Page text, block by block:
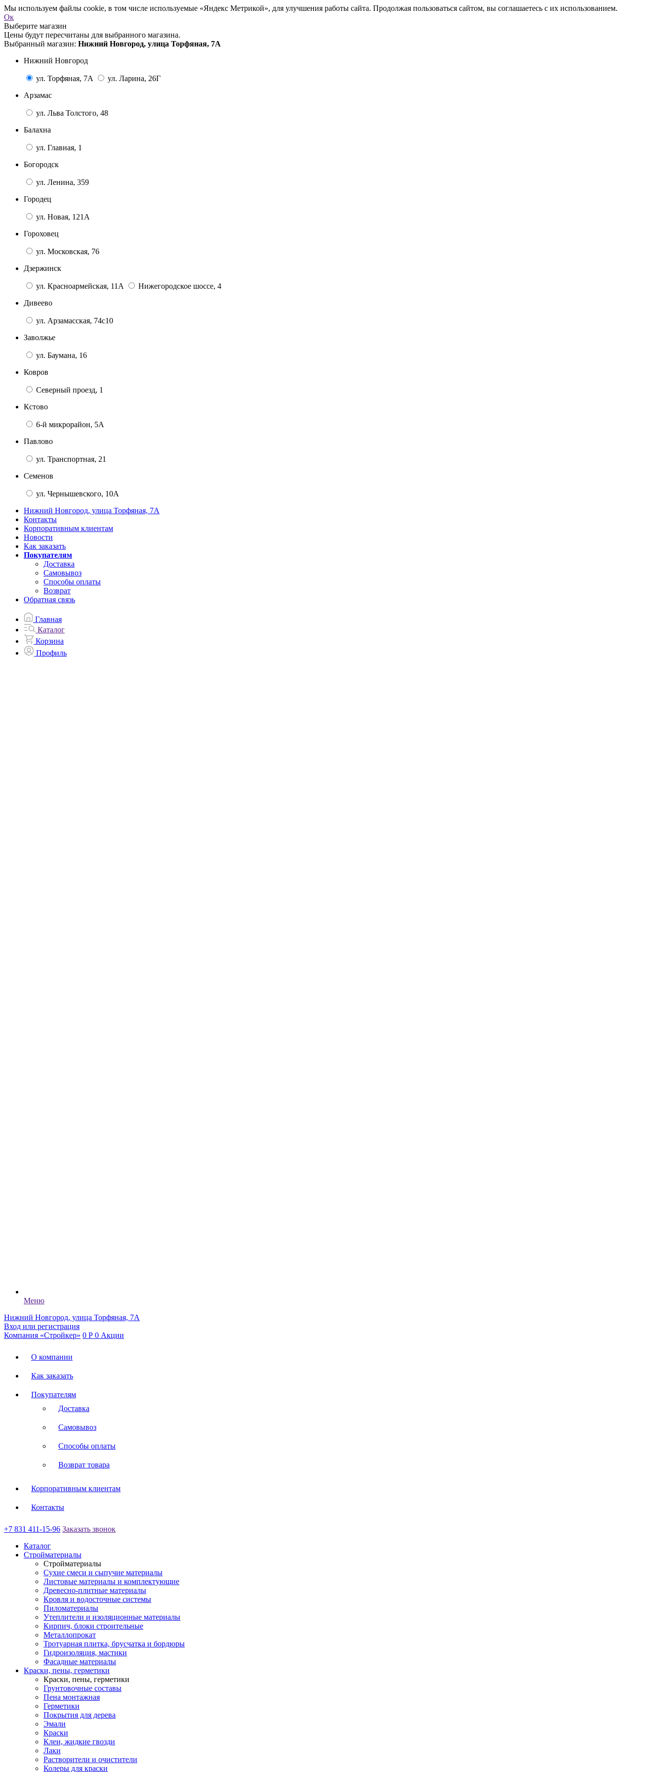
Мы используем файлы cookie, в том числе используемые «Яндекс Метрикой», для улучшения работы сайта. Продолжая пользоваться сайтом, вы соглашаетесь с их использованием.
Ок
Выберите магазин
Цены будут пересчитаны для выбранного магазина.
Выбранный магазин: Нижний Новгород, улица Торфяная, 7А
Нижний Новгород
ул. Торфяная, 7А
ул. Ларина, 26Г
Арзамас
ул. Льва Толстого, 48
Балахна
ул. Главная, 1
Богородск
ул. Ленина, 359
Городец
ул. Новая, 121А
Гороховец
ул. Московская, 76
Дзержинск
ул. Красноармейская, 11А
Нижегородское шоссе, 4
Дивеево
ул. Арзамасская, 74с10
Заволжье
ул. Баумана, 16
Ковров
Северный проезд, 1
Кстово
6-й микрорайон, 5А
Павлово
ул. Транспортная, 21
Семенов
ул. Чернышевского, 10А
Нижний Новгород, улица Торфяная, 7А
Контакты
Корпоративным клиентам
Новости
Как заказать
Покупателям
Доставка
Самовывоз
Способы оплаты
Возврат
Обратная связь
Главная
Каталог
Корзина
Профиль
Меню
Нижний Новгород, улица Торфяная, 7А
Вход или регистрация
Компания «Стройкер» 0 Р 0 Акции
О компании
Как заказать
Покупателям
Доставка
Самовывоз
Способы оплаты
Возврат товара
Корпоративным клиентам
Контакты
+7 831 411-15-96 Заказать звонок
Каталог
Стройматериалы
Стройматериалы
Сухие смеси и сыпучие материалы
Листовые материалы и комплектующие
Древесно-плитные материалы
Кровля и водосточные системы
Пиломатериалы
Утеплители и изоляционные материалы
Кирпич, блоки строительные
Металлопрокат
Тротуарная плитка, брусчатка и бордюры
Гидроизоляция, мастики
Фасадные материалы
Краски, пены, герметики
Краски, пены, герметики
Грунтовочные составы
Пена монтажная
Герметики
Покрытия для дерева
Эмали
Краски
Клеи, жидкие гвозди
Лаки
Растворители и очистители
Колеры для краски